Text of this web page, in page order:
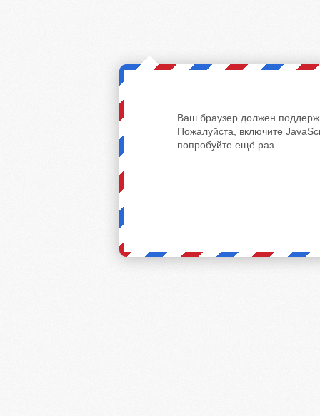
Ваш браузер должен
Пожалуйста, включите
попробуйте ещё раз